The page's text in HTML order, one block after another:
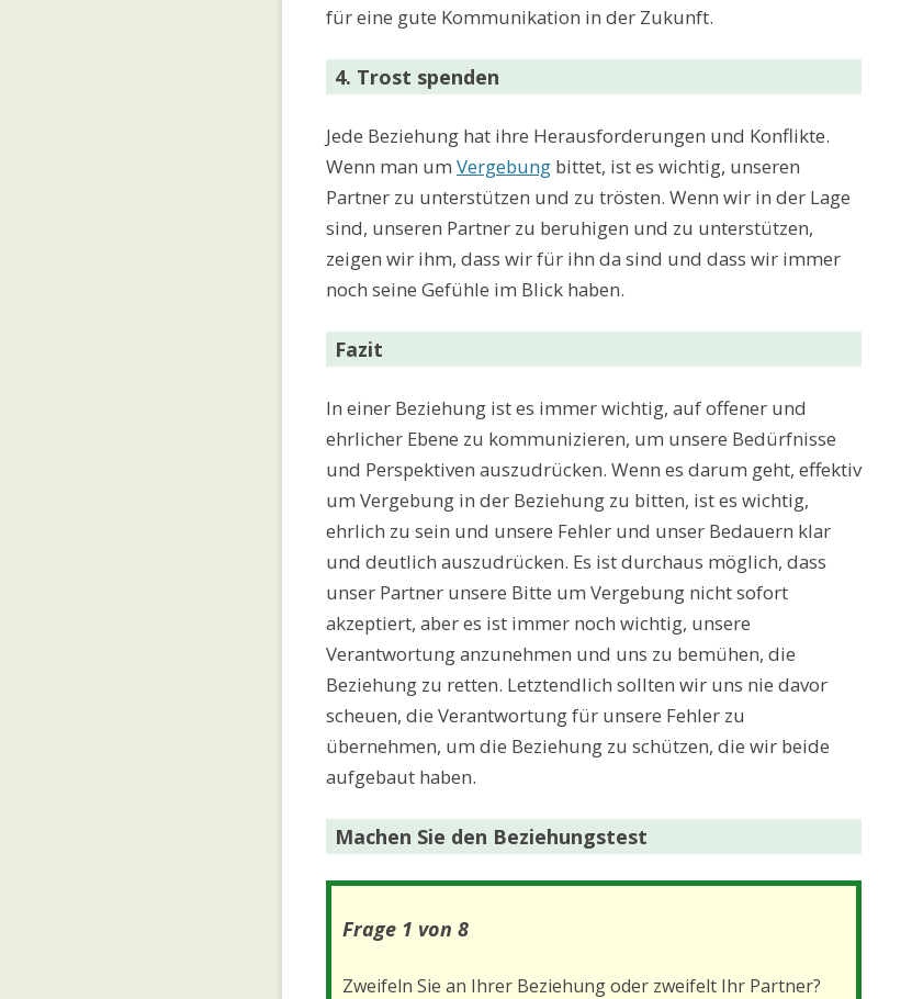
für eine gute Kommunikation in der Zukunft.
4. Trost spenden
Jede Beziehung hat ihre Herausforderungen und Konflikte.
Wenn man um Vergebung bittet, ist es wichtig, unseren
Partner zu unterstützen und zu trösten. Wenn wir in der Lage
sind, unseren Partner zu beruhigen und zu unterstützen,
zeigen wir ihm, dass wir für ihn da sind und dass wir immer
noch seine Gefühle im Blick haben.
Fazit
In einer Beziehung ist es immer wichtig, auf offener und
ehrlicher Ebene zu kommunizieren, um unsere Bedürfnisse
und Perspektiven auszudrücken. Wenn es darum geht, effektiv
um Vergebung in der Beziehung zu bitten, ist es wichtig,
ehrlich zu sein und unsere Fehler und unser Bedauern klar
und deutlich auszudrücken. Es ist durchaus möglich, dass
unser Partner unsere Bitte um Vergebung nicht sofort
akzeptiert, aber es ist immer noch wichtig, unsere
Verantwortung anzunehmen und uns zu bemühen, die
Beziehung zu retten. Letztendlich sollten wir uns nie davor
scheuen, die Verantwortung für unsere Fehler zu
übernehmen, um die Beziehung zu schützen, die wir beide
aufgebaut haben.
Machen Sie den Beziehungstest
Frage 1 von 8
Zweifeln Sie an Ihrer Beziehung oder zweifelt Ihr Partner?